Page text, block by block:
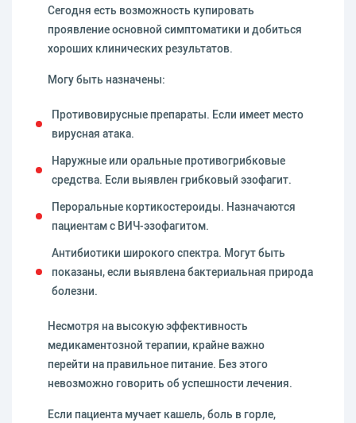
Сегодня есть возможность купировать
проявление основной симптоматики и добиться
хороших клинических результатов.
Могу быть назначены:
Противовирусные препараты. Если имеет место
вирусная атака.
Наружные или оральные противогрибковые
средства. Если выявлен грибковый эзофагит.
Пероральные кортикостероиды. Назначаются
пациентам с ВИЧ-эзофагитом.
Антибиотики широкого спектра. Могут быть
показаны, если выявлена бактериальная природа
болезни.
Несмотря на высокую эффективность
медикаментозной терапии, крайне важно
перейти на правильное питание. Без этого
невозможно говорить об успешности лечения.
Если пациента мучает кашель, боль в горле,